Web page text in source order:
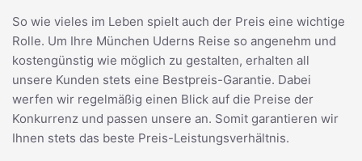
So wie vieles im Leben spielt auch der Preis eine wichtige
Rolle. Um Ihre München Uderns Reise so angenehm und
kostengünstig wie möglich zu gestalten, erhalten all
unsere Kunden stets eine Bestpreis-Garantie. Dabei
werfen wir regelmäßig einen Blick auf die Preise der
Konkurrenz und passen unsere an. Somit garantieren wir
Ihnen stets das beste Preis-Leistungsverhältnis.